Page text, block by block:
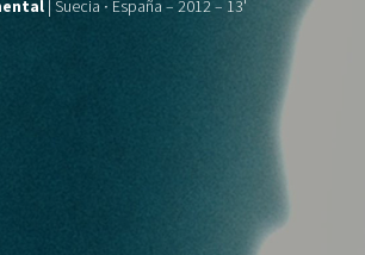
| Suecia ∙ España – 2012 – 13'